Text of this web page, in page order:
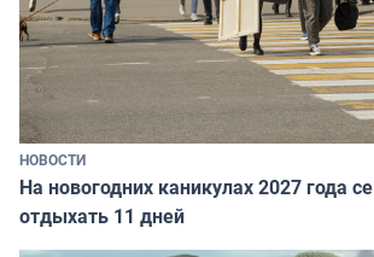
НОВОСТИ
На новогодних каникулах 2027 года
отдыхать 11 дней